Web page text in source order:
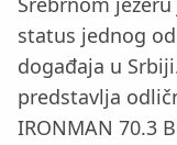
status jednog
događaja u
predstavlja
IRONMAN 70.3